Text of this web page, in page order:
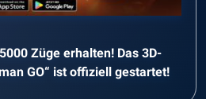
Züge erhalten! Das 3D-
GO“ ist offiziell gestartet!